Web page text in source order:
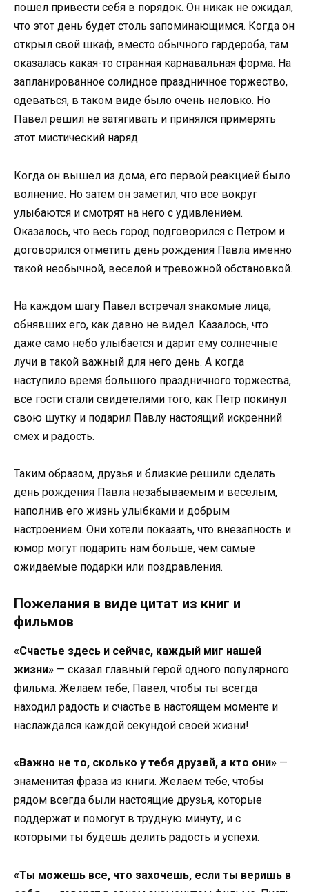
пошел привести себя в порядок. Он никак не ожидал,
что этот день будет столь запоминающимся. Когда он
открыл свой шкаф, вместо обычного гардероба, там
оказалась какая-то странная карнавальная форма. На
запланированное солидное праздничное торжество,
одеваться, в таком виде было очень неловко. Но
Павел решил не затягивать и принялся примерять
этот мистический наряд.
Когда он вышел из дома, его первой реакцией было
волнение. Но затем он заметил, что все вокруг
улыбаются и смотрят на него с удивлением.
Оказалось, что весь город подговорился с Петром и
договорился отметить день рождения Павла именно
такой необычной, веселой и тревожной обстановкой.
На каждом шагу Павел встречал знакомые лица,
обнявших его, как давно не видел. Казалось, что
даже само небо улыбается и дарит ему солнечные
лучи в такой важный для него день. А когда
наступило время большого праздничного торжества,
все гости стали свидетелями того, как Петр покинул
свою шутку и подарил Павлу настоящий искренний
смех и радость.
Таким образом, друзья и близкие решили сделать
день рождения Павла незабываемым и веселым,
наполнив его жизнь улыбками и добрым
настроением. Они хотели показать, что внезапность и
юмор могут подарить нам больше, чем самые
ожидаемые подарки или поздравления.
Пожелания в виде цитат из книг и
фильмов
«Счастье здесь и сейчас, каждый миг нашей
жизни» — сказал главный герой одного популярного
фильма. Желаем тебе, Павел, чтобы ты всегда
находил радость и счастье в настоящем моменте и
наслаждался каждой секундой своей жизни!
«Важно не то, сколько у тебя друзей, а кто они» —
знаменитая фраза из книги. Желаем тебе, чтобы
рядом всегда были настоящие друзья, которые
поддержат и помогут в трудную минуту, и с
которыми ты будешь делить радость и успехи.
«Ты можешь все, что захочешь, если ты веришь в